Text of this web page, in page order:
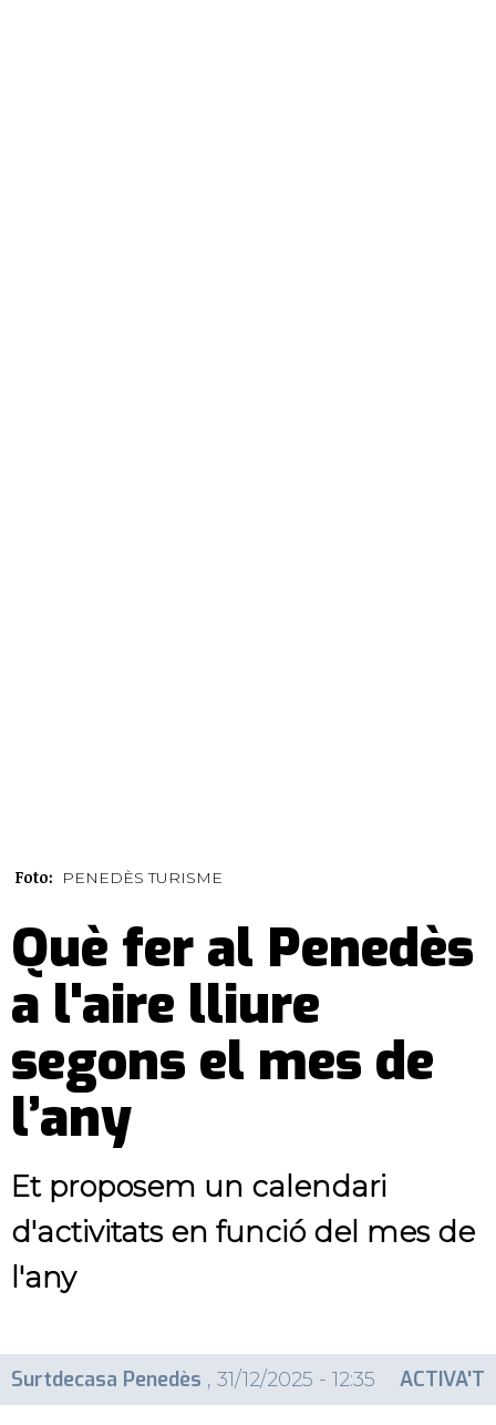
Foto: PENEDÈS TURISME
Què fer al Penedès
a l'aire lliure
segons el mes de
l’any
Et proposem un calendari
d'activitats en funció del mes de
l'any
Surtdecasa Penedès , 31/12/2025 - 12:35 ACTIVA'T